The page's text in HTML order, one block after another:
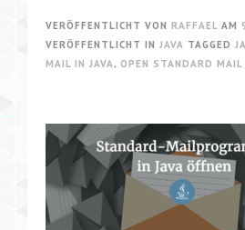
VERÖFFENTLICHT VON RAFFAEL AM
VERÖFFENTLICHT IN JAVA TAGGED
MAIL IN JAVA, OPEN STANDARD MAIL